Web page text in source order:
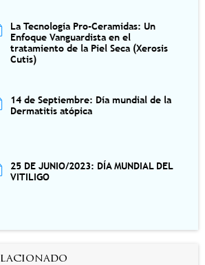
La Tecnología Pro-Ceramidas: Un
Enfoque Vanguardista en el
tratamiento de la Piel Seca (Xerosis
Cutis)
14 de Septiembre: Día mundial de la
Dermatitis atópica
25 DE JUNIO/2023: DÍA MUNDIAL DEL
VITILIGO